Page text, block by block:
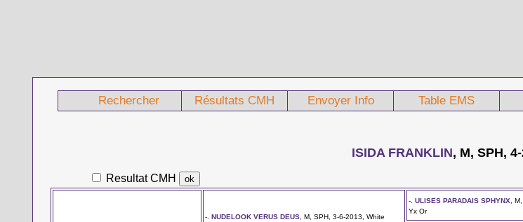
Rechercher Résultats CMH Envoyer Info Table EMS
ISIDA FRANKLIN, M, SPH,
Resultat CMH
-.NUDELOOK VERUS DEUS , M, SPH, 3-6-2013, White
-.ULISES PARADAIS SPHYNX
,
Yx Or